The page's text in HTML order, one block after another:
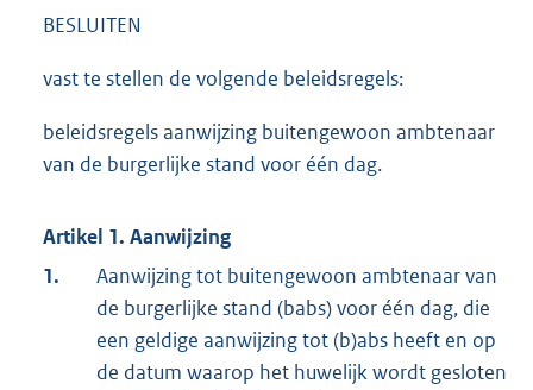
BESLUITEN
vast te stellen de volgende beleidsregels:
beleidsregels aanwijzing buitengewoon ambtenaar
van de burgerlijke stand voor één dag.
Artikel 1. Aanwijzing
1.
Aanwijzing tot buitengewoon ambtenaar van
de burgerlijke stand (babs) voor één dag, die
een geldige aanwijzing tot (b)abs heeft en op
de datum waarop het huwelijk wordt gesloten